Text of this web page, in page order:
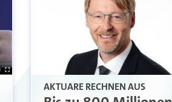
AKTUARE RECHNEN AUS